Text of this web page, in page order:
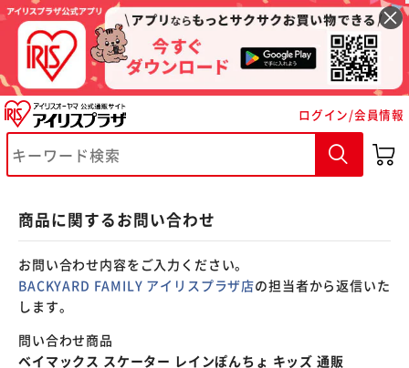
ログイン/会員情報
商品に関するお問い合わせ
お問い合わせ内容をご入力ください。
BACKYARD FAMILY アイリスプラザ店の担当者から返信いた
します。
問い合わせ商品
ベイマックス スケーター レインぽんちょ キッズ 通販
※ご確認ください
カートに入れる